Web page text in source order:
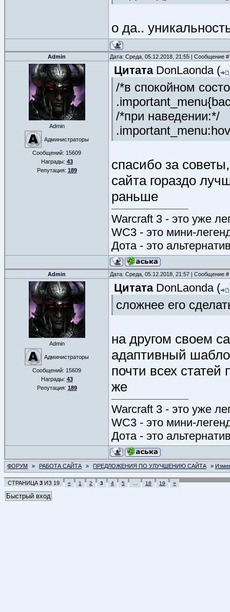
о да..
Admin Дата: Среда, 05.12.2018, 21:55 | Сообщение #
Admin
Администраторы
Сообщений: 15609
Награды: 43
Репутация: 189
Цитата DonLaonda(
/*в спокойном
/*при наведении:*/
спасибо за
сайта гораздо
раньше
Warcraft 3 - это уже
WC3 - это мини-
Дота - это
Admin Дата: Среда, 05.12.2018, 21:57 | Сообщение #
Admin
Администраторы
Сообщений: 15609
Награды: 43
Репутация: 189
Цитата DonLaonda(
сложнее его
на другом своем
адаптивный
почти всех
же
Warcraft 3 - это уже
WC3 - это мини-
Дота - это
ФОРУМ » РАБОТА САЙТА » ПРЕДЛОЖЕНИЯ ПО УЛУЧШЕНИЮ САЙТА »
СТРАНИЦА 3 ИЗ 19 « 1 2 3 4 5 18 19 »